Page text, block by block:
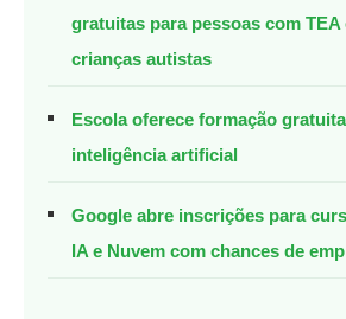
gratuitas para pessoas com TEA
crianças autistas
Escola oferece formação
inteligência artificial
Google abre inscrições para
IA e Nuvem com chances de